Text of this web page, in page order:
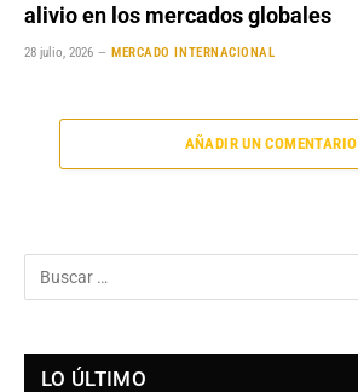
alivio en los mercados globales
28 julio, 2026 MERCADO INTERNACIONAL
AÑADIR UN COMENTARIO
LO ÚLTIMO